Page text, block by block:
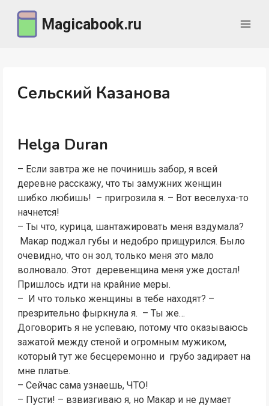
содержимому
Magicabook.ru
Сельский Казанова
Helga Duran
– Если завтра же не починишь забор, я всей
деревне расскажу, что ты замужних женщин
шибко любишь! – пригрозила я. – Вот веселуха-то
начнется!
– Ты что, курица, шантажировать меня вздумала?
Макар поджал губы и недобро прищурился. Было
очевидно, что он зол, только меня это мало
волновало. Этот деревенщина меня уже достал!
Пришлось идти на крайние меры.
– И что только женщины в тебе находят? –
презрительно фыркнула я. – Ты же…
Договорить я не успеваю, потому что оказываюсь
зажатой между стеной и огромным мужиком,
который тут же бесцеремонно и грубо задирает на
мне платье.
– Сейчас сама узнаешь, ЧТО!
– Пусти! – взвизгиваю я, но Макар и не думает